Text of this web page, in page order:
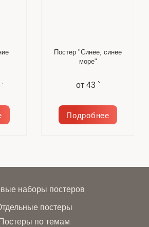
Постер "Синее, синее
море"
от 43 `
Подробнее
наборы постеров
постеры
Постеры по темам